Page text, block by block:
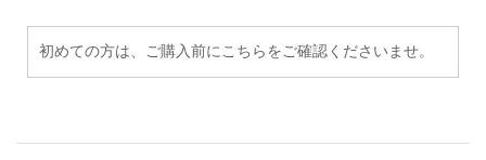
初めての方は、ご購入前にこちらをご確認くださいませ。